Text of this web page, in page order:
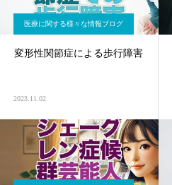
医療に関する様々な情報ブログ
変形性関節症による歩行障害
2023.11.02